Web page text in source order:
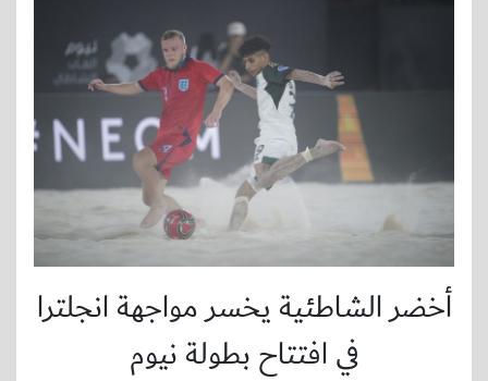
أخضر الشاطئية يخسر مواجهة انجلترا
في افتتاح بطولة نيوم